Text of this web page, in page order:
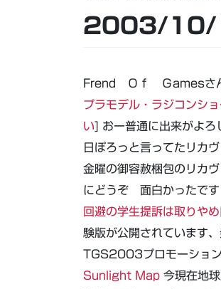
2003/10/
Frend Ｏｆ Ｇamesさん
プラモデル・ラジコンシ
い] おー普通に出来がよろ
日ぽろっと言ってたリカ
金曜の御容赦梱包のリカ
にどうぞ 面白かったです
回避の学生提訴は取りやめ
験版が公開されています
TGS2003プロモーション
Sunlight Map 今現在地